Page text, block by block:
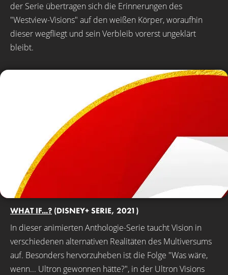
der Serie übertragen sich die Erinnerungen des
"Westview-Visions" auf den weißen Körper, woraufhin
dieser wegfliegt und sein Verbleib vorerst ungeklärt
bleibt.
WHAT IF...? (DISNEY+ SERIE, 2021)
In dieser animierten Anthologie-Serie taucht Vision in
verschiedenen alternativen Realitäten des Multiversums
auf. Besonders hervorzuheben ist die Folge "Was wäre,
wenn... Ultron gewonnen hätte?", in der Ultron Visions